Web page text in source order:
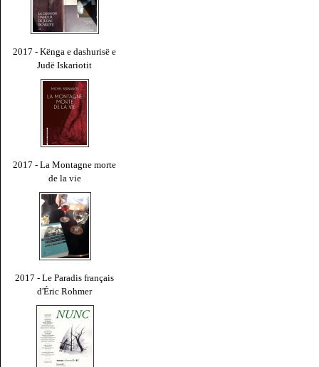
2017 - Kënga e dashurisë e
Judë Iskariotit
2017 - La Montagne morte
de la vie
2017 - Le Paradis français
d'Éric Rohmer